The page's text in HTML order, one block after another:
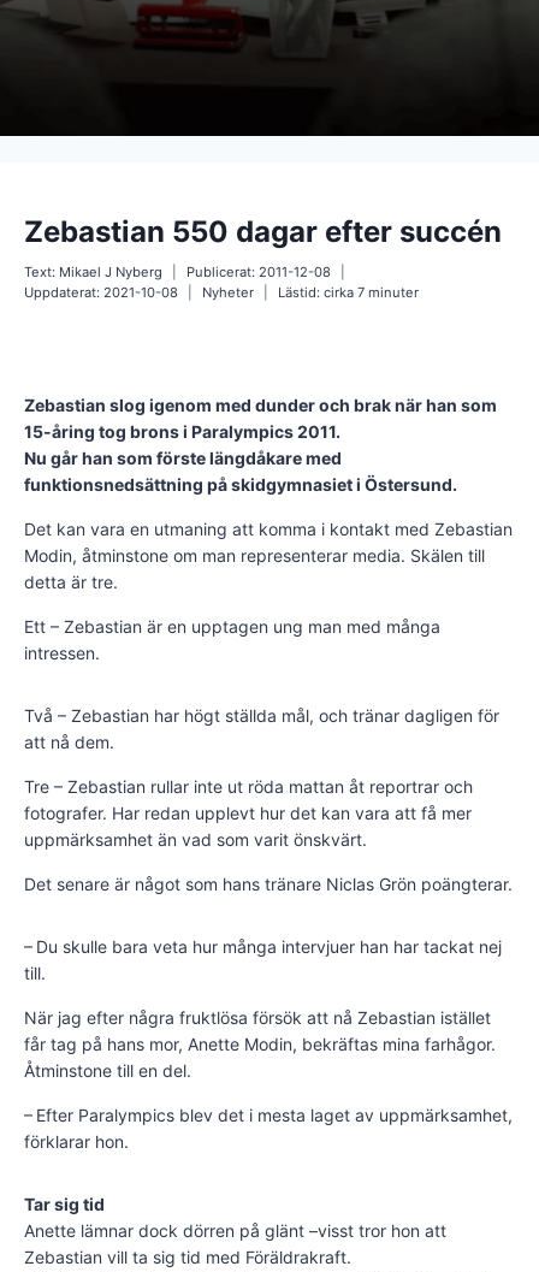
Zebastian 550 dagar efter succén
Text: Mikael J Nyberg Publicerat: 2011-12-08
Uppdaterat: 2021-10-08 Nyheter Lästid: cirka7minuter
Zebastian slog igenom med dunder och brak när han som
15-åring tog brons i Paralympics 2011.
Nu går han som förste längdåkare med
funktionsnedsättning på skidgymnasiet i Östersund.
Det kan vara en utmaning att komma i kontakt med Zebastian
Modin, åtminstone om man representerar media. Skälen till
detta är tre.
Ett – Zebastian är en upptagen ung man med många
intressen.
Två – Zebastian har högt ställda mål, och tränar dagligen för
att nå dem.
Tre – Zebastian rullar inte ut röda mattan åt reportrar och
fotografer. Har redan upplevt hur det kan vara att få mer
uppmärksamhet än vad som varit önskvärt.
Det senare är något som hans tränare Niclas Grön poängterar.
– Du skulle bara veta hur många intervjuer han har tackat nej
till.
När jag efter några fruktlösa försök att nå Zebastian istället
får tag på hans mor, Anette Modin, bekräftas mina farhågor.
Åtminstone till en del.
– Efter Paralympics blev det i mesta laget av uppmärksamhet,
förklarar hon.
Tar sig tid
Anette lämnar dock dörren på glänt –visst tror hon att
Zebastian vill ta sig tid med Föräldrakraft.